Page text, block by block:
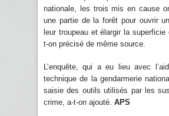
nationale, les trois mis en cause
une partie de la forêt pour ouvrir
leur troupeau et élargir la superficie
t-on précisé de même source.
L’enquête, qui a eu lieu avec
technique de la gendarmerie
saisie des outils utilisés par les
crime, a-t-on ajouté. APS